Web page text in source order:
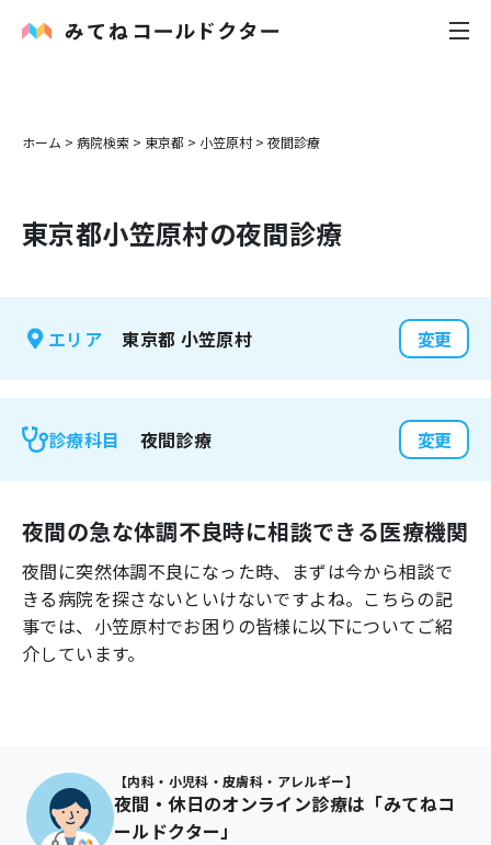
内科
花粉症
感染症
よくあるご質問
ホーム > 病院検索 > 東京都 > 小笠原村 > 夜間診療
東京都小笠原村の夜間診療
エリア 東京都 小笠原村 変更
診療科目 夜間診療 変更
夜間の急な体調不良時に相談できる医療機関
夜間に突然体調不良になった時、まずは今から相談で
きる病院を探さないといけないですよね。こちらの記
事では、 小笠原村でお困りの皆様に以下についてご紹
介しています。
【内科・小児科・皮膚科・アレルギー】
夜間・休日のオンライン診療は「みてねコ
ールドクター」